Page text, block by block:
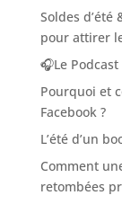
Soldes
pour attirer
🎧Le
Pourquoi et
Facebook ?
L’été d’un
Comment
retombées